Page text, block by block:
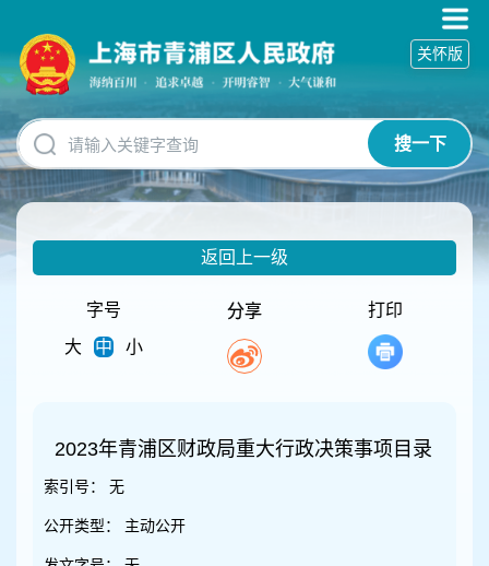
碍
操
明
跳
转
到
网
搜一下
关怀版
返回上一级
字号
大
中 小
分享 打印
2023年青浦区财政局重大行政决策事项目录
索引号： 无
公开类型： 主动公开